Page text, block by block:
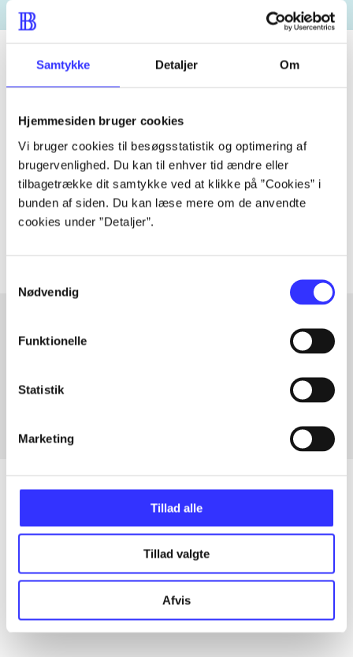
Samtykke Detaljer Om
Hjemmesiden bruger cookies
Vi bruger cookies til besøgsstatistik og optimering af
brugervenlighed. Du kan til enhver tid ændre eller
tilbagetrække dit samtykke ved at klikke på ”Cookies” i
bunden af siden. Du kan læse mere om de anvendte
cookies under ”Detaljer”.
Nødvendig
Funktionelle
Statistik
Marketing
Tillad alle
Tillad valgte
Afvis
Artiklen er en del af
lorem ipsum dolor sit amet ...
Artiklerne i handler ofte om
Artikler
Alle registrerede artikler fordelt på udgivelser